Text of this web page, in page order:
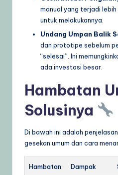
manual yang terjadi
untuk melakukannya.
Undang Umpan Balik
dan prototipe sebelum
“selesai”. Ini
ada investasi besar.
Hambatan
Solusinya
Di bawah ini adalah
gesekan umum dan cara
Hambatan Dampak